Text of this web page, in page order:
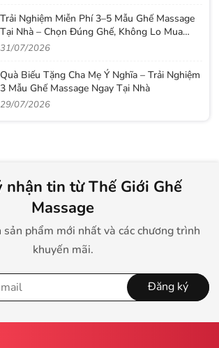
Trải Nghiệm Miễn Phí 3–5 Mẫu Ghế Massage
Tại Nhà – Chọn Đúng Ghế, Không Lo Mua
Nhầm
31/07/2026
Quà Biếu Tặng Cha Mẹ Ý Nghĩa – Trải Nghiệm
3 Mẫu Ghế Massage Ngay Tại Nhà
29/07/2026
tin từ Thế Giới Ghế
Massage
phẩm mới nhất và các chương trình
khuyến mãi.
Đăng ký